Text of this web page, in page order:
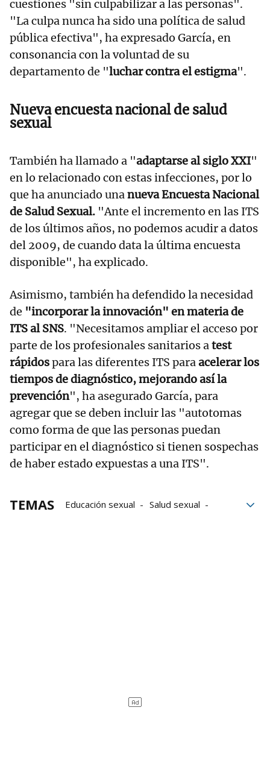
cuestiones "sin culpabilizar a las personas".
"La culpa nunca ha sido una política de salud
pública efectiva", ha expresado García, en
consonancia con la voluntad de su
departamento de "luchar contra el estigma".
Nueva encuesta nacional de salud
sexual
También ha llamado a "adaptarse al siglo XXI"
en lo relacionado con estas infecciones, por lo
que ha anunciado unanueva Encuesta Nacional
de Salud Sexual. "Ante el incremento en las ITS
de los últimos años, no podemos acudir a datos
del 2009, de cuando data la última encuesta
disponible", ha explicado.
Asimismo, también ha defendido la necesidad
de "incorporar la innovación" en materia de
ITS al SNS. "Necesitamos ampliar el acceso por
parte de los profesionales sanitarios atest
rápidospara las diferentes ITS paraacelerar los
tiempos de diagnóstico, mejorando así la
prevención", ha asegurado García, para
agregar que se deben incluir las "autotomas
como forma de que las personas puedan
participar en el diagnóstico si tienen sospechas
de haber estado expuestas a una ITS".
TEMAS Educación sexual
Salud sexual